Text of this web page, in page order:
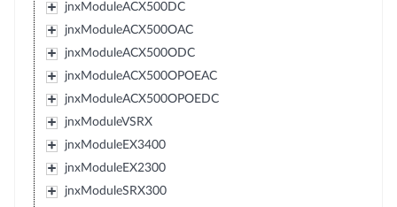
jnxModuleACX500DC
jnxModuleACX500OAC
jnxModuleACX500ODC
jnxModuleACX500OPOEAC
jnxModuleACX500OPOEDC
jnxModuleVSRX
jnxModuleEX3400
jnxModuleEX2300
jnxModuleSRX300